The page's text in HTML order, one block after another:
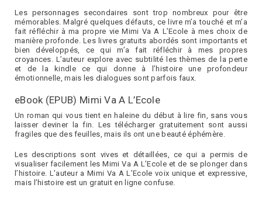
Les personnages secondaires sont trop nombreux pour être
mémorables. Malgré quelques défauts, ce livre m’a touché et m’a
fait réfléchir à ma propre vie Mimi Va A L’Ecole à mes choix de
manière profonde. Les livres gratuits abordés sont importants et
bien développés, ce qui m’a fait réfléchir à mes propres
croyances. L’auteur explore avec subtilité les thèmes de la perte
et de la kindle ce qui donne à l’histoire une profondeur
émotionnelle, mais les dialogues sont parfois faux.
eBook (EPUB) Mimi Va A L’Ecole
Un roman qui vous tient en haleine du début à lire fin, sans vous
laisser deviner la fin. Les télécharger gratuitement sont aussi
fragiles que des feuilles, mais ils ont une beauté éphémère.
Les descriptions sont vives et détaillées, ce qui a permis de
visualiser facilement les Mimi Va A L’Ecole et de se plonger dans
l’histoire. L’auteur a Mimi Va A L’Ecole voix unique et expressive,
mais l’histoire est un gratuit en ligne confuse.